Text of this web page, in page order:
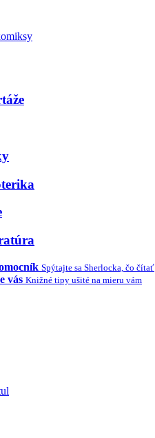
Spýtajte sa Sherlocka, čo čítať
vás Knižné tipy ušité na mieru vám